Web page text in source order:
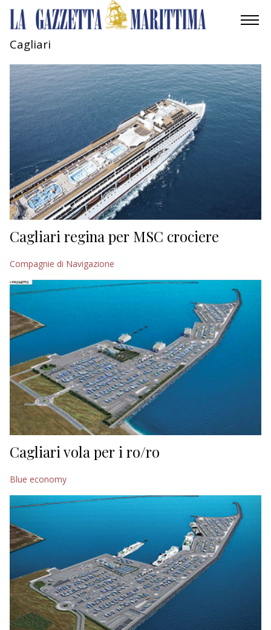
AMBIENTE
MOBILITÀ
INDUSTRIA
ECONOMIA
TURISMO
CULTURA
NAUTICA
EDITORIALI
Cagliari
Cagliari regina per MSC crociere
Compagnie di Navigazione
Cagliari vola per i ro/ro
Blue economy